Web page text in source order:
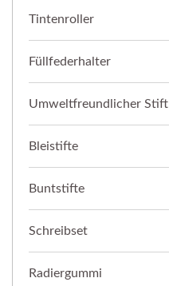
Tintenroller
Füllfederhalter
Umweltfreundlicher Stift
Bleistifte
Buntstifte
Schreibset
Radiergummi